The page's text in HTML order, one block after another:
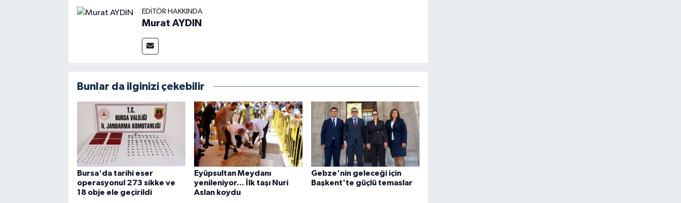
EDITÖR HAKKINDA
Murat AYDIN
Bunlar da ilginizi çekebilir
Bursa'da tarihi eser
operasyonu! 273 sikke ve
18 obje ele geçirildi
Eyüpsultan Meydanı
yenileniyor... İlk taşı Nuri
Aslan koydu
Gebze'nin geleceği için
Başkent'te güçlü temaslar